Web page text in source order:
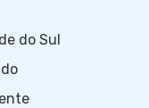
do Sul